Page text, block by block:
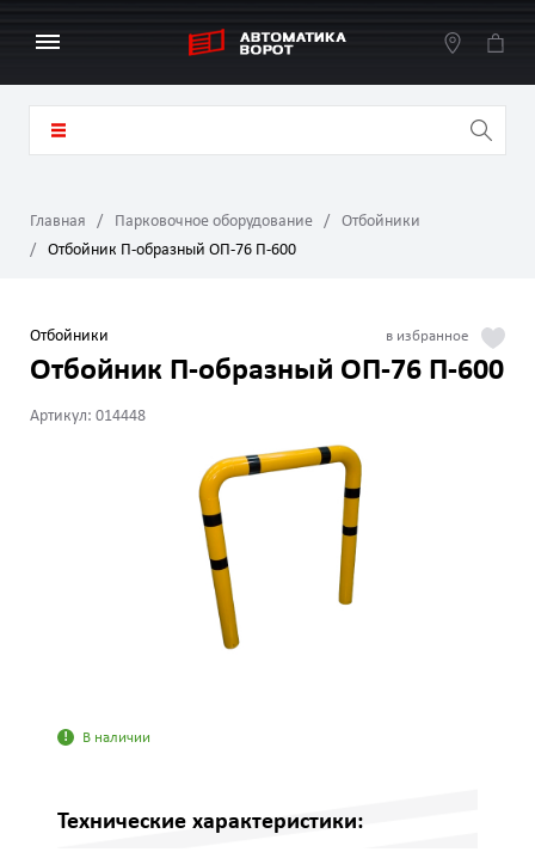
Главная Парковочное оборудование
Отбойники
Отбойник П-образный ОП-76 П-600
Отбойники
Отбойник П-образный ОП-76 П-600
Артикул: 014448
В наличии
Технические характеристики: